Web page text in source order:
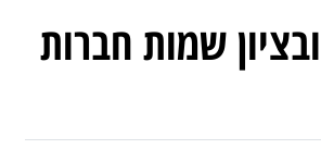
שמות חברות